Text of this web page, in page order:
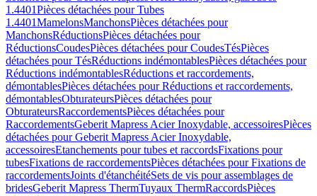
1.4401Pièces détachées pour Tubes
1.4401MamelonsManchonsPièces détachées pour
ManchonsRéductionsPièces détachées pour
RéductionsCoudesPièces détachées pour CoudesTésPièces
détachées pour TésRéductions indémontablesPièces détachées pour
Réductions indémontablesRéductions et raccordements,
démontablesPièces détachées pour Réductions et raccordements,
démontablesObturateursPièces détachées pour
ObturateursRaccordementsPièces détachées pour
RaccordementsGeberit Mapress Acier Inoxydable, accessoiresPièces
détachées pour Geberit Mapress Acier Inoxydable,
accessoiresEtanchements pour tubes et raccordsFixations pour
tubesFixations de raccordementsPièces détachées pour Fixations de
raccordementsJoints d'étanchéitéSets de vis pour assemblages de
bridesGeberit Mapress ThermTuyaux ThermRaccordsPièces